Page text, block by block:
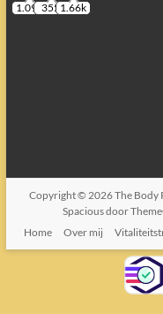
1.09k355 1.66k
Copyright © 2026The Body
Spaciousdoor
Home
Over mij